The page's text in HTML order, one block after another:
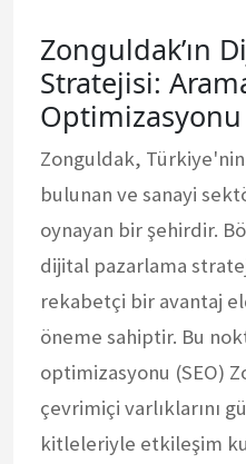
Zonguldak’ın
Stratejisi:
Optimizasyonu
Zonguldak,
bulunan ve sanayi
oynayan bir şehirdir.
dijital pazarlama
rekabetçi bir avantaj
öneme sahiptir. Bu
optimizasyonu (SEO)
çevrimiçi varlıklarını
kitleleriyle etkileşim